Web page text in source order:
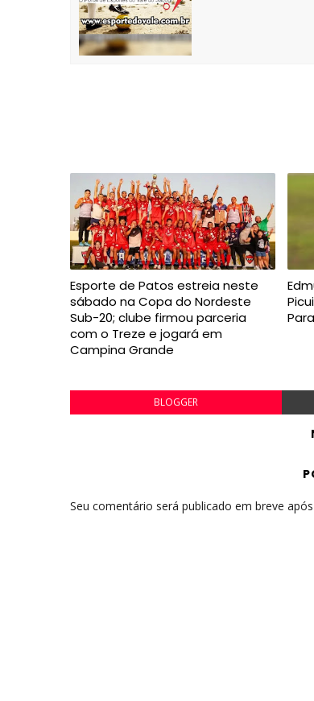
Esporte de Patos estreia neste
sábado na Copa do Nordeste
Sub-20; clube firmou parceria
com o Treze e jogará em
Campina Grande
BLOGGER
Seu comentário será publicado em breve